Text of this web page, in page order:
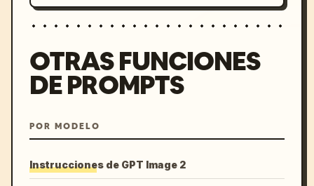
OTRAS FUNCIONES
DE PROMPTS
POR MODELO
Instrucciones de GPT Image 2